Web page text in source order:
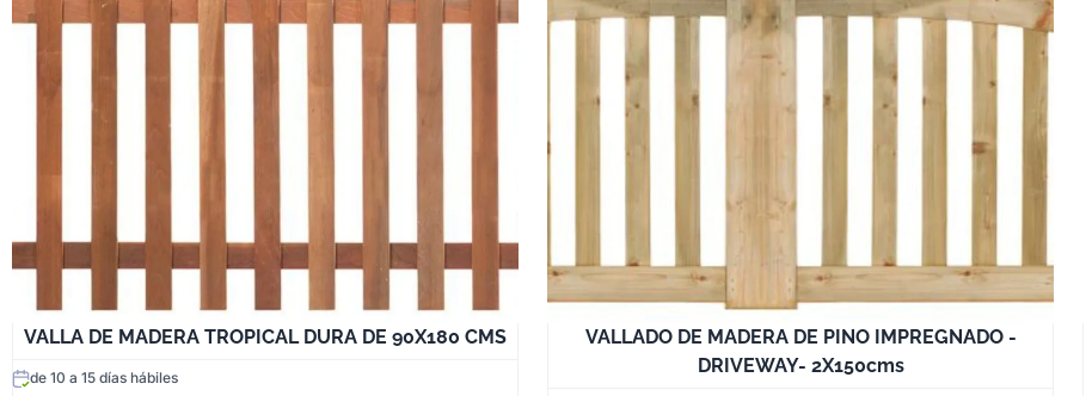
VALLA DE MADERA TROPICAL DURA DE 90X180 CMS
de 10 a 15 días hábiles
VALLADO DE MADERA DE PINO IMPREGNADO -
DRIVEWAY- 2X150cms